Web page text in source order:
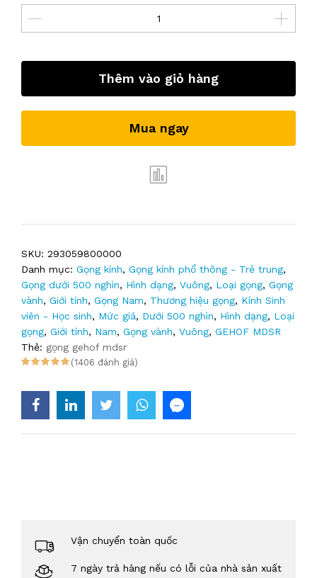
Thêm vào giỏ hàng
Mua ngay
SKU: 293059800000
Danh mục: Gọng kính, Gọng kính phổ thông - Trẻ trung,
Gọng dưới 500 nghìn, Hình dạng, Vuông, Loại gọng, Gọng
vành, Giới tính, Gọng Nam, Thương hiệu gọng, Kính Sinh
viên - Học sinh, Mức giá, Dưới 500 nghìn, Hình dạng, Loại
gọng, Giới tính, Nam, Gọng vành, Vuông, GEHOF MDSR
Thẻ: gọng gehof mdsr
(1406 đánh giá)
Vận chuyển toàn quốc
7 ngày trả hàng nếu có lỗi của nhà sản xuất